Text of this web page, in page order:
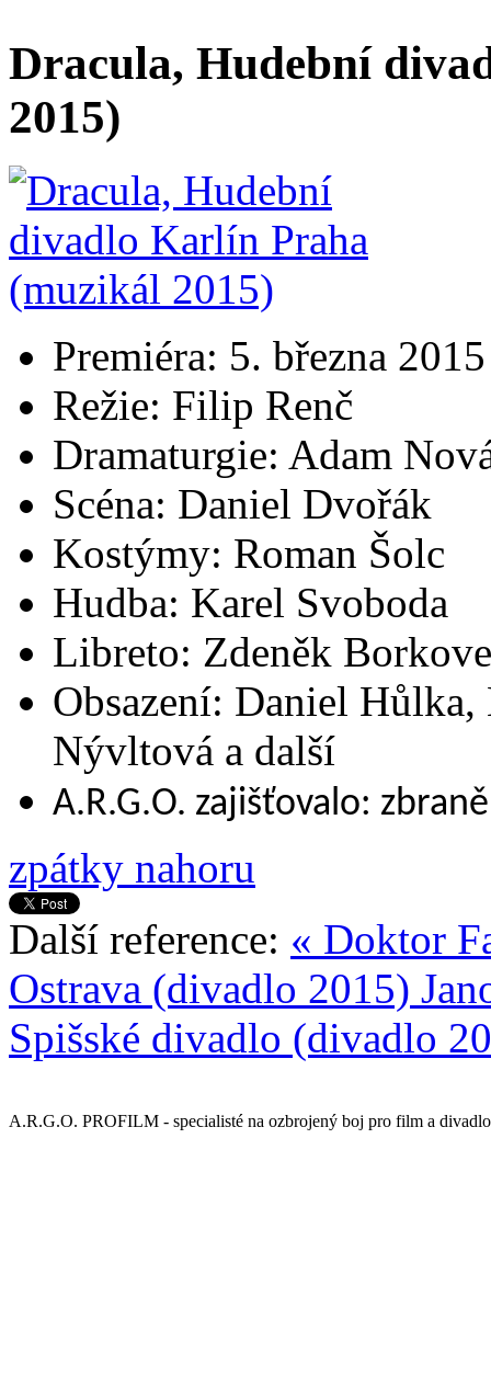
Dracula, Hudební
2015)
Premiéra: 5. března 2015
Režie: Filip Renč
Dramaturgie: Adam
Scéna: Daniel Dvořák
Kostýmy: Roman Šolc
Hudba: Karel Svoboda
Libreto: Zdeněk
Obsazení: Daniel
Nývltová a další
A.R.G.O. zajišťovalo:
zpátky nahoru
Další reference: « Doktor
Ostrava (divadlo 2015)
Spišské divadlo (divadlo
A.R.G.O. PROFILM - specialisté na ozbrojený boj pro film a divadlo